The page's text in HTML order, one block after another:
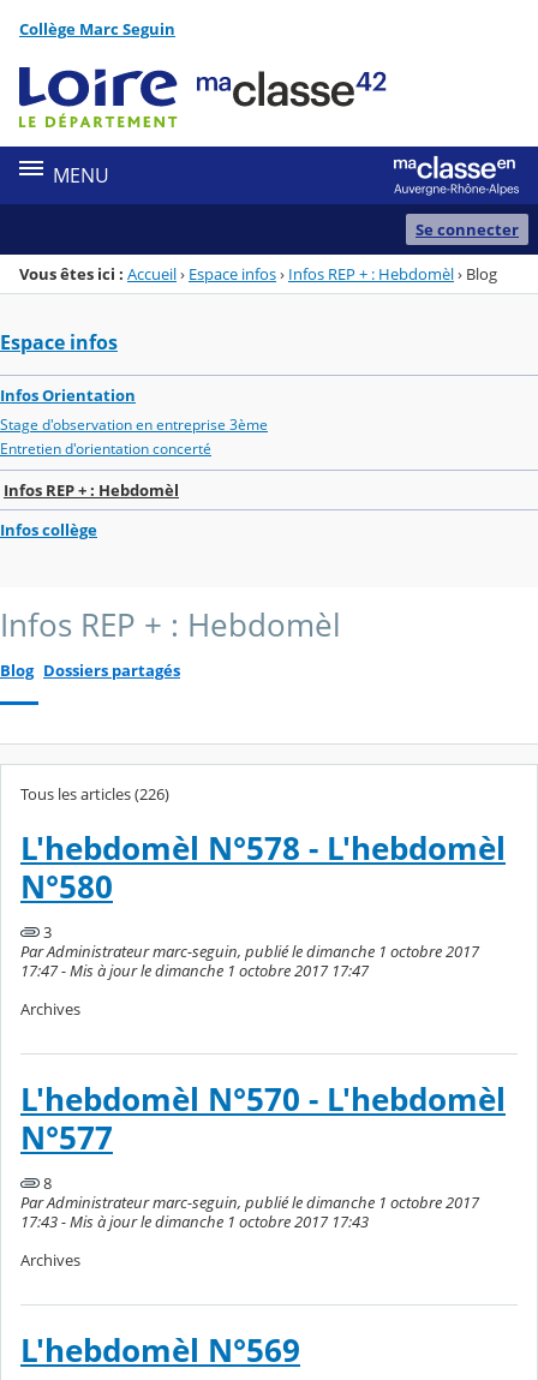
Menu de la rubrique
Contenu
Collège Marc Seguin
MENU
Se connecter
Vous êtes ici : Accueil› Espace infos› Infos REP + : Hebdomèl› Blog
Espace infos
Infos Orientation
Stage d'observation en entreprise 3ème
Entretien d'orientation concerté
Infos REP + : Hebdomèl
Infos collège
Infos REP + : Hebdomèl
Blog Dossiers partagés
Tous les articles (226)
L'hebdomèl N°578 - L'hebdomèl
N°580
3
Par Administrateur marc-seguin, publié le dimanche 1 octobre 2017
17:47 - Mis à jour le dimanche 1 octobre 2017 17:47
Archives
L'hebdomèl N°570 - L'hebdomèl
N°577
8
Par Administrateur marc-seguin, publié le dimanche 1 octobre 2017
17:43 - Mis à jour le dimanche 1 octobre 2017 17:43
Archives
L'hebdomèl N°569